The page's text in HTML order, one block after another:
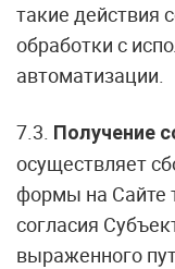
такие действия
обработки с
автоматизации.
7.3. Получение
осуществляет
формы на Сайте
согласия
выраженного